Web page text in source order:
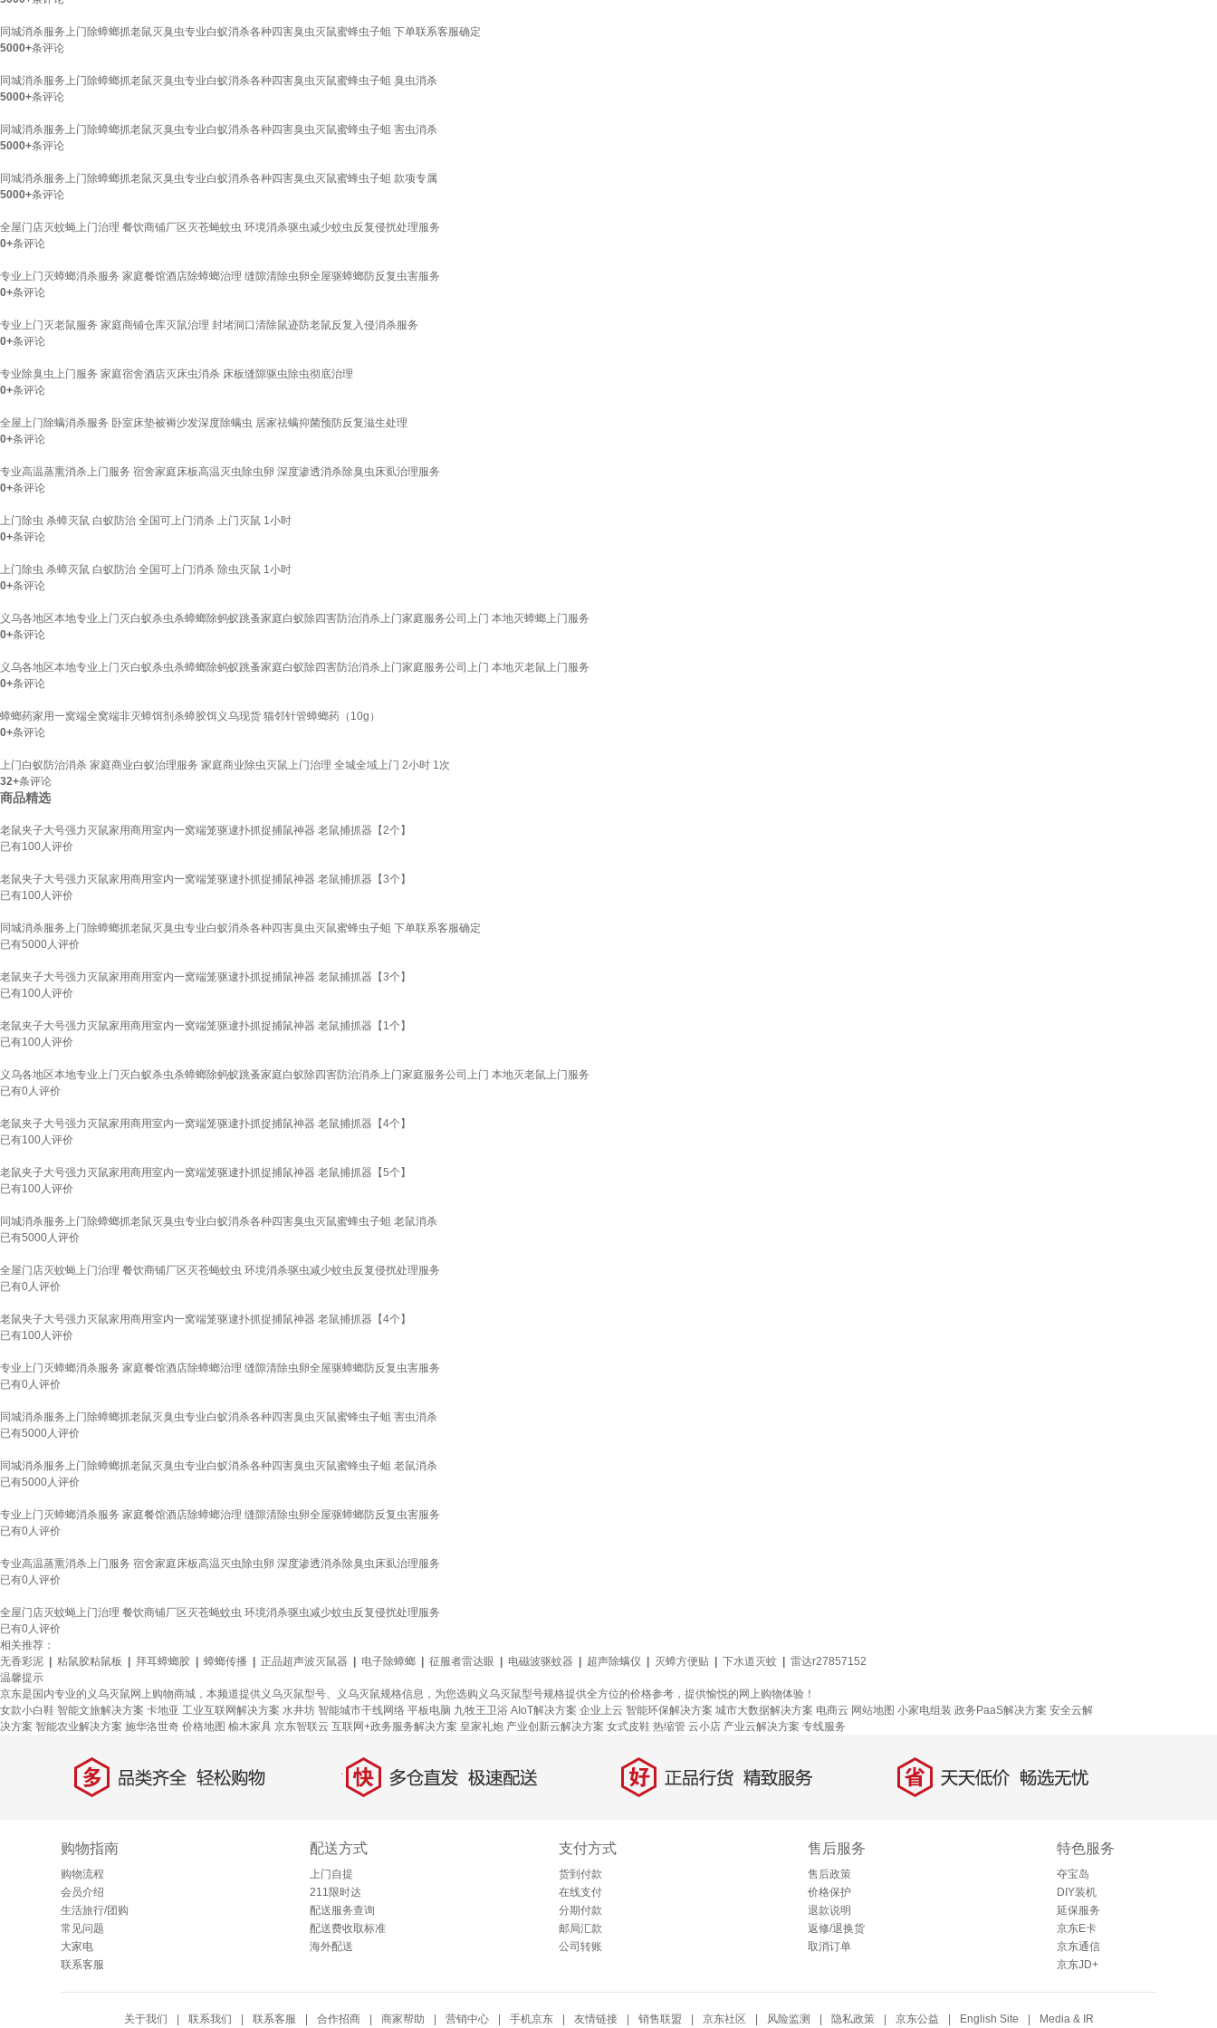
同城消杀服务上门除蟑螂抓老鼠灭臭虫专业白蚁消杀各种四害臭虫灭鼠蜜蜂虫子蛆 下单联系客服确定
5000+条评论
同城消杀服务上门除蟑螂抓老鼠灭臭虫专业白蚁消杀各种四害臭虫灭鼠蜜蜂虫子蛆 臭虫消杀
5000+条评论
同城消杀服务上门除蟑螂抓老鼠灭臭虫专业白蚁消杀各种四害臭虫灭鼠蜜蜂虫子蛆 害虫消杀
5000+条评论
同城消杀服务上门除蟑螂抓老鼠灭臭虫专业白蚁消杀各种四害臭虫灭鼠蜜蜂虫子蛆 款项专属
5000+条评论
全屋门店灭蚊蝇上门治理 餐饮商铺厂区灭苍蝇蚊虫 环境消杀驱虫减少蚊虫反复侵扰处理服务
0+条评论
专业上门灭蟑螂消杀服务 家庭餐馆酒店除蟑螂治理 缝隙清除虫卵全屋驱蟑螂防反复虫害服务
0+条评论
专业上门灭老鼠服务 家庭商铺仓库灭鼠治理 封堵洞口清除鼠迹防老鼠反复入侵消杀服务
0+条评论
专业除臭虫上门服务 家庭宿舍酒店灭床虫消杀 床板缝隙驱虫除虫彻底治理
0+条评论
全屋上门除螨消杀服务 卧室床垫被褥沙发深度除螨虫 居家祛螨抑菌预防反复滋生处理
0+条评论
专业高温蒸熏消杀上门服务 宿舍家庭床板高温灭虫除虫卵 深度渗透消杀除臭虫床虱治理服务
0+条评论
上门除虫 杀蟑灭鼠 白蚁防治 全国可上门消杀 上门灭鼠 1小时
0+条评论
上门除虫 杀蟑灭鼠 白蚁防治 全国可上门消杀 除虫灭鼠 1小时
0+条评论
义乌各地区本地专业上门灭白蚁杀虫杀蟑螂除蚂蚁跳蚤家庭白蚁除四害防治消杀上门家庭服务公司上门 本地灭蟑螂上门服务
0+条评论
义乌各地区本地专业上门灭白蚁杀虫杀蟑螂除蚂蚁跳蚤家庭白蚁除四害防治消杀上门家庭服务公司上门 本地灭老鼠上门服务
0+条评论
蟑螂药家用一窝端全窝端非灭蟑饵剂杀蟑胶饵义乌现货 猫邻针管蟑螂药（10g）
0+条评论
上门白蚁防治消杀 家庭商业白蚁治理服务 家庭商业除虫灭鼠上门治理 全城全域上门 2小时 1次
32+条评论
商品精选
老鼠夹子大号强力灭鼠家用商用室内一窝端笼驱逮扑抓捉捕鼠神器 老鼠捕抓器【2个】
已有100人评价
老鼠夹子大号强力灭鼠家用商用室内一窝端笼驱逮扑抓捉捕鼠神器 老鼠捕抓器【3个】
已有100人评价
同城消杀服务上门除蟑螂抓老鼠灭臭虫专业白蚁消杀各种四害臭虫灭鼠蜜蜂虫子蛆 下单联系客服确定
已有5000人评价
老鼠夹子大号强力灭鼠家用商用室内一窝端笼驱逮扑抓捉捕鼠神器 老鼠捕抓器【3个】
已有100人评价
老鼠夹子大号强力灭鼠家用商用室内一窝端笼驱逮扑抓捉捕鼠神器 老鼠捕抓器【1个】
已有100人评价
义乌各地区本地专业上门灭白蚁杀虫杀蟑螂除蚂蚁跳蚤家庭白蚁除四害防治消杀上门家庭服务公司上门 本地灭老鼠上门服务
已有0人评价
老鼠夹子大号强力灭鼠家用商用室内一窝端笼驱逮扑抓捉捕鼠神器 老鼠捕抓器【4个】
已有100人评价
老鼠夹子大号强力灭鼠家用商用室内一窝端笼驱逮扑抓捉捕鼠神器 老鼠捕抓器【5个】
已有100人评价
同城消杀服务上门除蟑螂抓老鼠灭臭虫专业白蚁消杀各种四害臭虫灭鼠蜜蜂虫子蛆 老鼠消杀
已有5000人评价
全屋门店灭蚊蝇上门治理 餐饮商铺厂区灭苍蝇蚊虫 环境消杀驱虫减少蚊虫反复侵扰处理服务
已有0人评价
老鼠夹子大号强力灭鼠家用商用室内一窝端笼驱逮扑抓捉捕鼠神器 老鼠捕抓器【4个】
已有100人评价
专业上门灭蟑螂消杀服务 家庭餐馆酒店除蟑螂治理 缝隙清除虫卵全屋驱蟑螂防反复虫害服务
已有0人评价
同城消杀服务上门除蟑螂抓老鼠灭臭虫专业白蚁消杀各种四害臭虫灭鼠蜜蜂虫子蛆 害虫消杀
已有5000人评价
同城消杀服务上门除蟑螂抓老鼠灭臭虫专业白蚁消杀各种四害臭虫灭鼠蜜蜂虫子蛆 老鼠消杀
已有5000人评价
专业上门灭蟑螂消杀服务 家庭餐馆酒店除蟑螂治理 缝隙清除虫卵全屋驱蟑螂防反复虫害服务
已有0人评价
专业高温蒸熏消杀上门服务 宿舍家庭床板高温灭虫除虫卵 深度渗透消杀除臭虫床虱治理服务
已有0人评价
全屋门店灭蚊蝇上门治理 餐饮商铺厂区灭苍蝇蚊虫 环境消杀驱虫减少蚊虫反复侵扰处理服务
已有0人评价
相关推荐：
无香彩泥
粘鼠胶粘鼠板 拜耳蟑螂胶 蟑螂传播 正品超声波灭鼠器 电子除蟑螂 征服者雷达眼 电磁波驱蚊器 超声除螨仪 灭蟑方便贴 下水道灭蚊
雷达r27857152
温馨提示
京东是国内专业的义乌灭鼠网上购物商城，本频道提供义乌灭鼠型号、义乌灭鼠规格信息，为您选购义乌灭鼠型号规格提供全方位的价格参考，提供愉悦的网上购物体验！
女款小白鞋 智能文旅解决方案 卡地亚 工业互联网解决方案 水井坊 智能城市干线网络 平板电脑 九牧王卫浴 AIoT解决方案 企业上云 智能环保解决方案 城市大数据解决方案 电商云 网站地图 小家电组装 政务PaaS解决方案 安全云解
决方案 智能农业解决方案 施华洛世奇 价格地图 榆木家具 京东智联云 互联网+政务服务解决方案 皇家礼炮 产业创新云解决方案 女式皮鞋 热缩管 云小店 产业云解决方案 专线服务
多 品类齐全，轻松购物 快 多仓直发，极速配送 好 正品行货，精致服务 省 天天低价，畅选无忧
购物指南
购物流程
会员介绍
生活旅行/团购
常见问题
大家电
联系客服
配送方式
上门自提
211限时达
配送服务查询
配送费收取标准
海外配送
支付方式
货到付款
在线支付
分期付款
邮局汇款
公司转账
售后服务
售后政策
价格保护
退款说明
返修/退换货
取消订单
特色服务
夺宝岛
DIY装机
延保服务
京东E卡
京东通信
京东JD+
关于我们 联系我们 联系客服 合作招商 商家帮助 营销中心 手机京东 友情链接 销售联盟 京东社区 风险监测 隐私政策 京东公益 English Site Media & IR